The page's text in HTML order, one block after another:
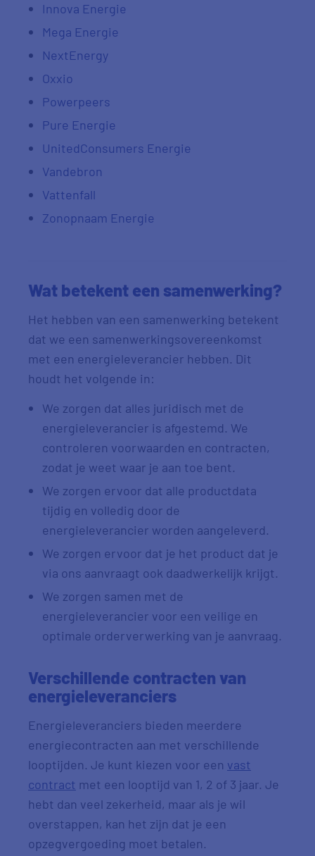
Innova Energie
Mega Energie
NextEnergy
Oxxio
Powerpeers
Pure Energie
UnitedConsumers Energie
Vandebron
Vattenfall
Zonopnaam Energie
Wat betekent een samenwerking?
Het hebben van een samenwerking betekent
dat we een samenwerkingsovereenkomst
met een energieleverancier hebben. Dit
houdt het volgende in:
We zorgen dat alles juridisch met de
energieleverancier is afgestemd. We
controleren voorwaarden en contracten,
zodat je weet waar je aan toe bent.
We zorgen ervoor dat alle productdata
tijdig en volledig door de
energieleverancier worden aangeleverd.
We zorgen ervoor dat je het product dat je
via ons aanvraagt ook daadwerkelijk krijgt.
We zorgen samen met de
energieleverancier voor een veilige en
optimale orderverwerking van je aanvraag.
Verschillende contracten van
energieleveranciers
Energieleveranciers bieden meerdere
energiecontracten aan met verschillende
looptijden. Je kunt kiezen voor een vast
contract met een looptijd van 1, 2 of 3 jaar. Je
hebt dan veel zekerheid, maar als je wil
overstappen, kan het zijn dat je een
opzegvergoeding moet betalen.